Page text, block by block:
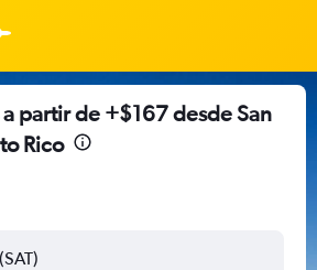
partir de +$167 desde San
Rico